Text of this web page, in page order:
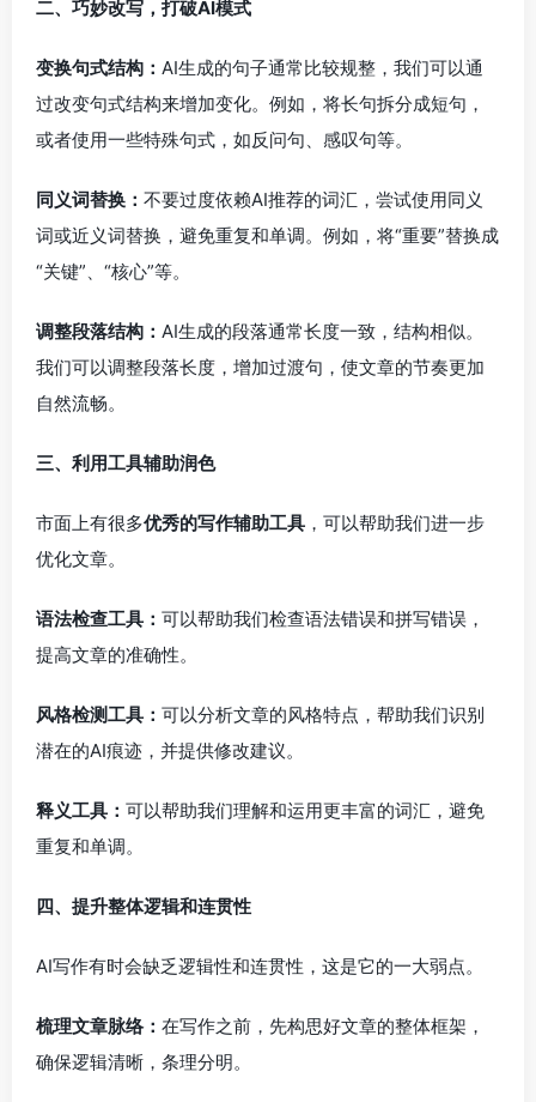
二、巧妙改写，打破AI模式
变换句式结构： AI生成的句子通常比较规整，我们可以通
过改变句式结构来增加变化。例如，将长句拆分成短句，
或者使用一些特殊句式，如反问句、感叹句等。
同义词替换： 不要过度依赖AI推荐的词汇，尝试使用同义
词或近义词替换，避免重复和单调。例如，将“重要”替换成
“关键”、“核心”等。
调整段落结构： AI生成的段落通常长度一致，结构相似。
我们可以调整段落长度，增加过渡句，使文章的节奏更加
自然流畅。
三、利用工具辅助润色
市面上有很多优秀的写作辅助工具 ，可以帮助我们进一步
优化文章。
语法检查工具： 可以帮助我们检查语法错误和拼写错误，
提高文章的准确性。
风格检测工具： 可以分析文章的风格特点，帮助我们识别
潜在的AI痕迹，并提供修改建议。
释义工具： 可以帮助我们理解和运用更丰富的词汇，避免
重复和单调。
四、提升整体逻辑和连贯性
AI写作有时会缺乏逻辑性和连贯性，这是它的一大弱点。
梳理文章脉络： 在写作之前，先构思好文章的整体框架，
确保逻辑清晰，条理分明。